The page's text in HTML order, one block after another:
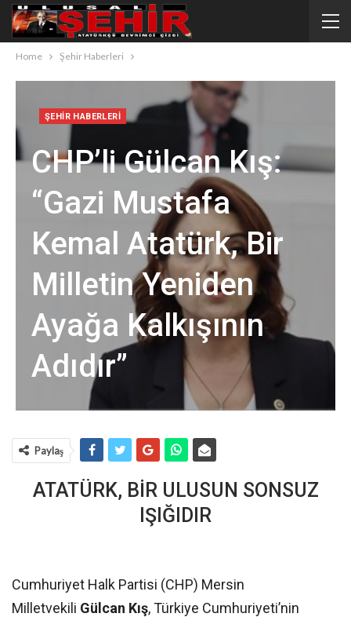
Home Şehir Haberleri
ŞEHIR HABERLERI
CHP’li Gülcan Kış:
“Gazi Mustafa
Kemal Atatürk, Bir
Milletin Yeniden
Ayağa Kalkışının
Adıdır”
Paylaş
ATATÜRK, BİR ULUSUN SONSUZ
IŞIĞIDIR
Cumhuriyet Halk Partisi (CHP) Mersin
Milletvekili Gülcan Kış, Türkiye Cumhuriyeti’nin